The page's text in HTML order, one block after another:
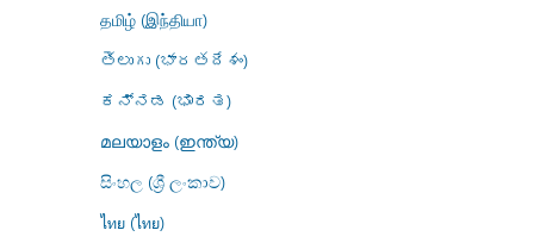
தமிழ் (இந்தியா)
తెలుగు (భారతదేశం)
ಕನ್ನಡ (ಭಾರತ)
മലയാളം (ഇന്ത്യ)
සිංහල (ශ්‍රී ලංකාව)
ไทย (ไทย)